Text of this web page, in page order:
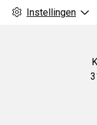
Instellingen